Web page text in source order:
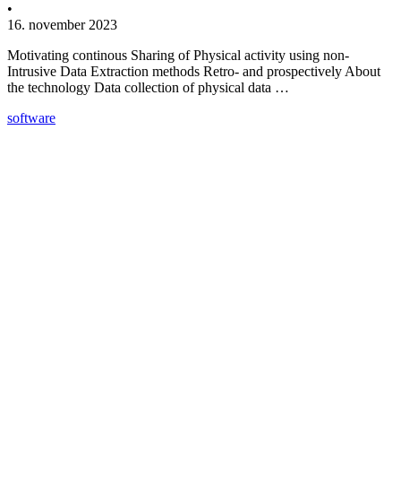
•
16. november 2023
Motivating continous Sharing of Physical activity using non-
Intrusive Data Extraction methods Retro- and prospectively About
the technology Data collection of physical data …
software